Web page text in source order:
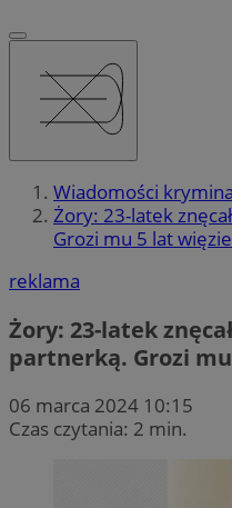
Wiadomości
Żory: 23-latek
Grozi mu 5 lat
reklama
Żory: 23-latek
partnerką. Grozi
06 marca 2024 10:15
Czas czytania: 2 min.